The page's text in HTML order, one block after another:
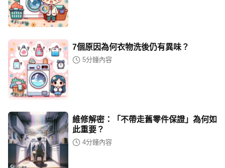
7個原因為何衣物洗後仍有異味？
5分鐘內容
維修解密：「不帶走舊零件保證」為何如
此重要？
4分鐘內容